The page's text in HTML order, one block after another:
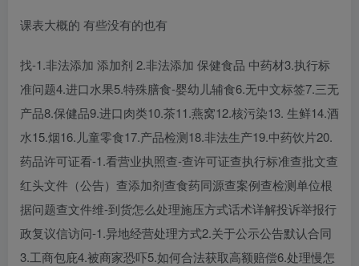
课表大概的 有些没有的也有
找-1.非法添加 添加剂 2.非法添加 保健食品 中药材3.执行标
准问题4.进口水果5.特殊膳食-婴幼儿辅食6.无中文标签7.三无
产品8.保健品9.进口肉类10.茶11.燕窝12.核污染13. 生鲜14.酒
水15.烟16.儿童零食17.产品检测18.非法生产19.中药饮片20.
药品许可证看-1.看营业执照查-查许可证查执行标准查批文查
红头文件（公告）查添加剂查食药同源查案例查检测单位根
据问题查文件维-到货怎么处理施压方式话术详解投诉举报行
政复议信访问-1.异地经营处理方式2.关于公示公告默认合同
3.工商包庇4.被商家恐吓5.如何合法获取高额赔偿6.处理慢怎